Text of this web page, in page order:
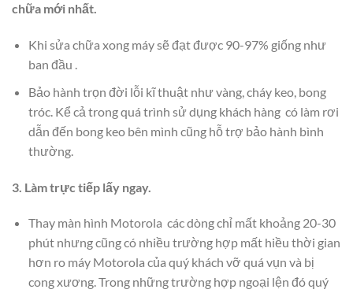
chữa mới nhất.
Khi sửa chữa xong máy sẽ đạt được 90-97% giống như
ban đầu .
Bảo hành trọn đời lỗi kĩ thuật như vàng, cháy keo, bong
tróc. Kể cả trong quá trình sử dụng khách hàng có làm rơi
dẫn đến bong keo bên mình cũng hỗ trợ bảo hành bình
thường.
3. Làm trực tiếp lấy ngay.
Thay màn hình Motorola các dòng chỉ mất khoảng 20-30
phút nhưng cũng có nhiều trường hợp mất hiều thời gian
hơn ro máy Motorola của quý khách vỡ quá vụn và bị
cong xương. Trong những trường hợp ngoại lện đó quý